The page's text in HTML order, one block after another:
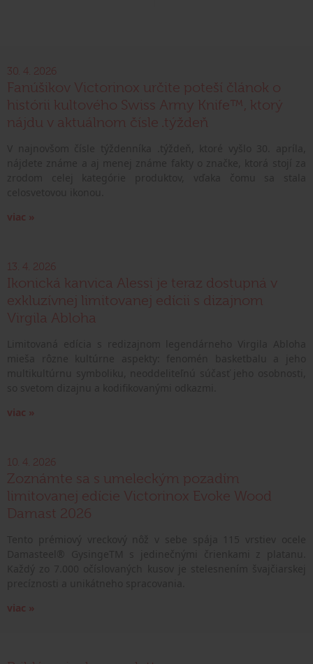
30. 4. 2026
Fanúšikov Victorinox určite poteší článok o
histórii kultového Swiss Army Knife™, ktorý
nájdu v aktuálnom čísle .týždeň
viac »
13. 4. 2026
Ikonická kanvica Alessi je teraz dostupná v
exkluzívnej limitovanej edícii s dizajnom
Virgila Abloha
viac »
10. 4. 2026
Zoznámte sa s umeleckým pozadím
limitovanej edície Victorinox Evoke Wood
Damast 2026
viac »